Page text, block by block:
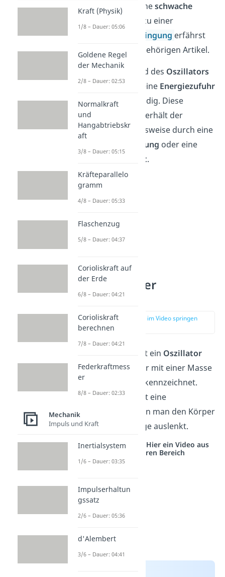
Schwingung als eineschwache
. Mehr zu einer
gedämpften Schwingung erfährst
du in unserem zugehörigen Artikel.
Um einen Stillstand des Oszillators
zu vermeiden, ist eine Energiezufuhr
von außen notwendig. Diese
benötigte Energie erhält der
Oszillatorbeispielsweise durch eine
elektrische Spannung oder eine
mechanische Kraft.
Mechanischer
Oszillator
zur Stelle im Video springen
In der Mechanik ist ein Oszillator
durch einen Körper mit einer Masse
und einer Kraft gekennzeichnet.
Diese Kraft bewirkt eine
Rückstellung
, wenn man den Körper
aus seiner Ruhelage auslenkt.
Studyflix vernetzt: Hier ein Video aus
einem anderen Bereich
Kraft (Physik)
1/8 – Dauer: 05:06
Goldene Regel
der Mechanik
2/8 – Dauer: 02:53
Normalkraft
und
Hangabtriebskr
aft
3/8 – Dauer: 05:15
Kräfteparallelo
gramm
4/8 – Dauer: 05:33
Flaschenzug
5/8 – Dauer: 04:37
Corioliskraft auf
der Erde
6/8 – Dauer: 04:21
Corioliskraft
berechnen
7/8 – Dauer: 04:21
Federkraftmess
er
8/8 – Dauer: 02:33
Mechanik
Impuls und Kraft
Inertialsystem
1/6 – Dauer: 03:35
Impulserhaltun
gssatz
2/6 – Dauer: 05:36
d'Alembert
3/6 – Dauer: 04:41